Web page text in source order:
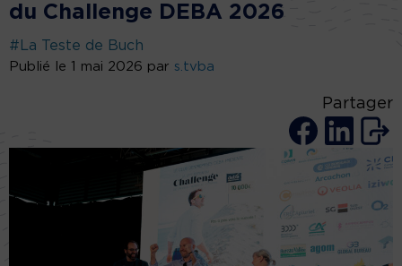
du Challenge DEBA 2026
#La Teste de Buch
Publié le 1 mai 2026 par s.tvba
Partager